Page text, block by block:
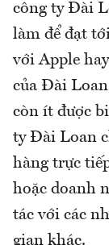
công ty Đài
làm để đạt
với Apple
của Đài
còn ít được
ty Đài Loan
hàng trực
hoặc doanh
tác với các
gian khác.